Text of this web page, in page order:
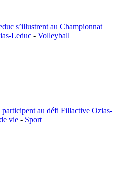
s’illustrent au Championnat
Leduc - Volleyball
participent au défi Fillactive Ozias-
vie - Sport